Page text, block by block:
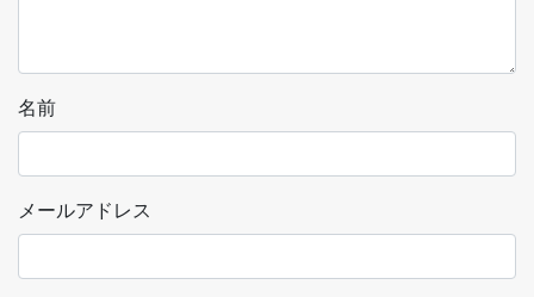
名前
メールアドレス